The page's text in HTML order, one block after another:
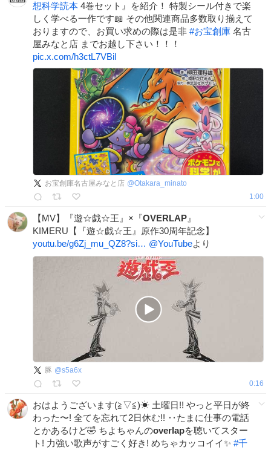
想科学読本 4巻セット』を紹介！ 特製シール付きで楽
しく学べる一作です📖 その他関連商品多数取り揃えて
おりますので、お買い求めの際は是非 #お宝創庫 名古
屋みなと店 までお越し下さい！！！
pic.x.com/h3ctL7VBil
お宝創庫名古屋みなと店 @Otakara_minato
1:00
【MV】『遊☆戯☆王』×『OVERLAP 』
KIMERU【『遊☆戯☆王』原作30周年記念】
youtu.be/g6Zj_mu_QZ8?si… @YouTubeより
豚 @s5a6x
0:16
おはようございます(≧▽≦)☀ 土曜日!! やっと平日が終
わった〜! 全てを忘れて2日休む!! ‥たまに仕事の電話
とかあるけど🤣 ちよちゃんのoverlapを聴いてスター
ト! 力強い歌声がすごく好き! めちゃカッコイイ✨ #千